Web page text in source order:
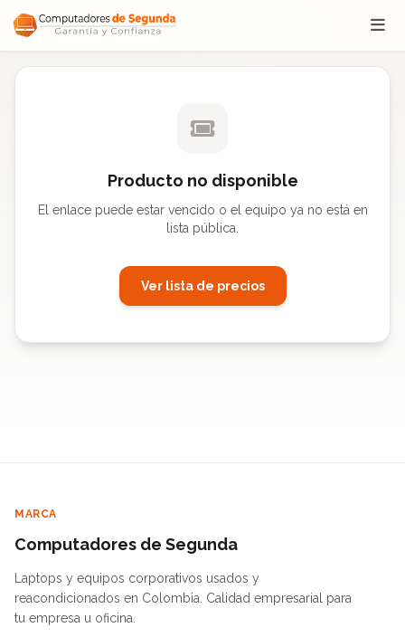
Saltar al contenido
Producto no disponible
El enlace puede estar vencido o el equipo ya no está en
lista pública.
Ver lista de precios
MARCA
Computadores de Segunda
Laptops y equipos corporativos usados y
reacondicionados en Colombia. Calidad empresarial para
tu empresa u oficina.